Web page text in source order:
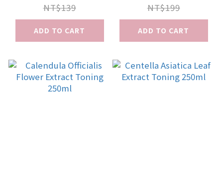
NT$139
ADD TO CART
Toning250ml
NT$199
ADD TO CART